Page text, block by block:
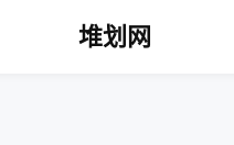
堆划网